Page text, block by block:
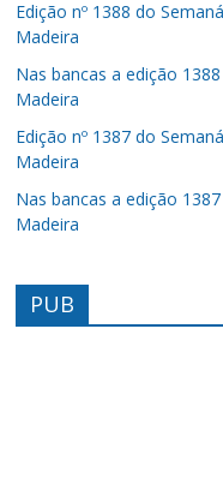
Edição nº 1388 do
Madeira
Nas bancas a edição
Madeira
Edição nº 1387 do
Madeira
Nas bancas a edição
Madeira
PUB